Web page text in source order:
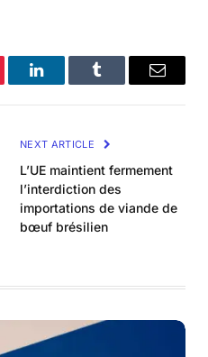
LinkedInTumblr Email
NEXT ARTICLE
L’UE maintient fermement
l’interdiction des
importations de viande de
bœuf brésilien